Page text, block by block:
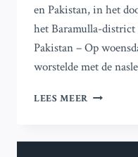
en Pakistan, in het
het Baramulla-district
Pakistan – Op
worstelde met de
LEES MEER ‘GLIJBAAN’: